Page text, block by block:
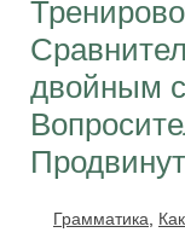
двойным
Грамматика